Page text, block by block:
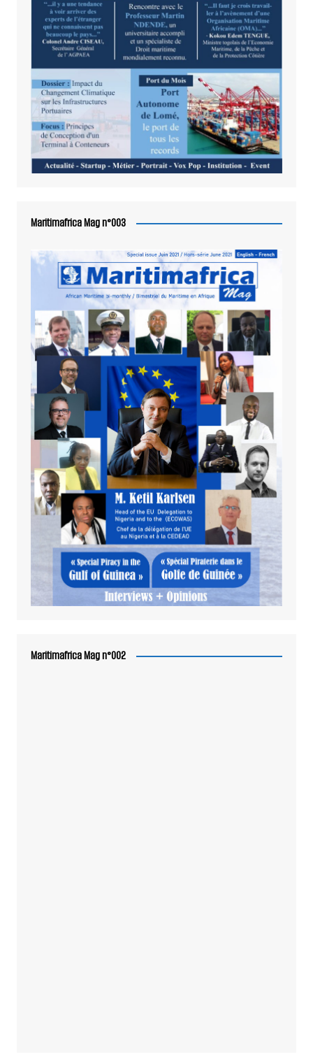
Maritimafrica Mag n°003
Maritimafrica Mag n°002